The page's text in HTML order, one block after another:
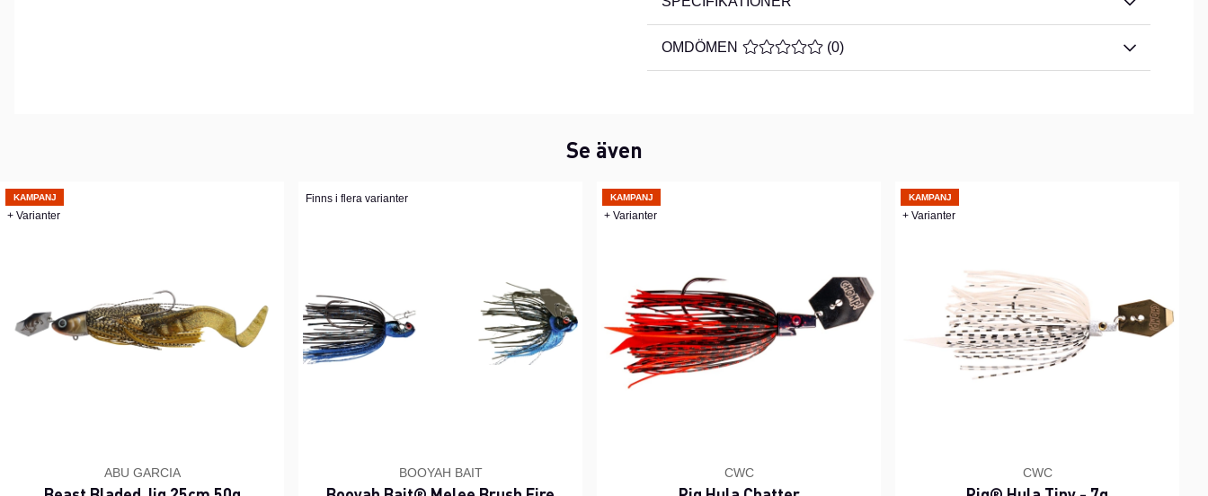
OMDÖMEN MEDELBETYG 0 AV 5 ANTAL BETYG 0
(0)
Se även
KAMPANJ
+ Varianter
ABU GARCIA
Finns i flera varianter
BOOYAH BAIT
KAMPANJ
+ Varianter
CWC
KAMPANJ
+ Varianter
CWC